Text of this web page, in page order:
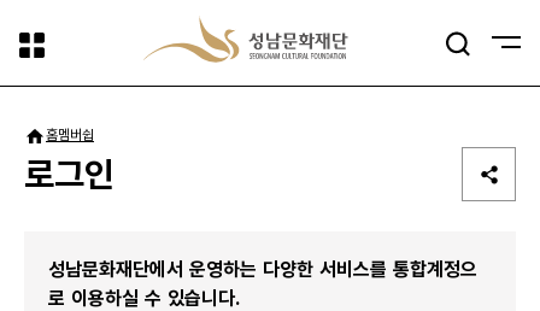
검색
홈멤버쉽
로그인
성남문화재단에서 운영하는 다양한 서비스를 통합계정으
로 이용하실 수 있습니다.